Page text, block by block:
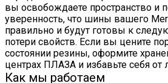
вы освобождаете пространство и
уверенность, что шины вашего
правильно и будут готовы к
потери свойств. Если вы цените
состоянии резины, оформите
центрах ПЛАЗА и избавьте себя от
Как мы работаем